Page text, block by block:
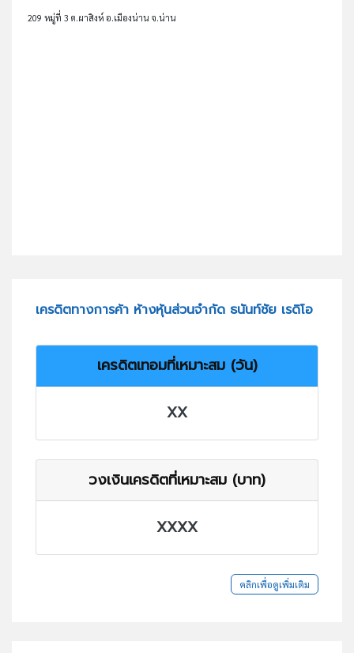
209 หมู่ที่ 3 ต.ผาสิงห์ อ.เมืองน่าน จ.น่าน
เครดิตทางการค้า ห้างหุ้นส่วนจำกัด ธนันท์ชัย เรดิโอ
เครดิตเทอมที่เหมาะสม (วัน)
XX
วงเงินเครดิตที่เหมาะสม (บาท)
XXXX
คลิกเพื่อดูเพิ่มเติม